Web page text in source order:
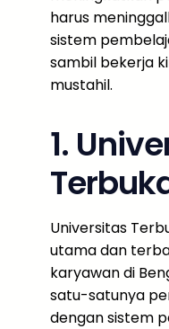
harus
sistem
sambil bekerja
mustahil.
1.
Universitas
utama dan
karyawan di
satu-satunya
dengan sistem